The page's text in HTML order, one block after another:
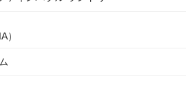
）